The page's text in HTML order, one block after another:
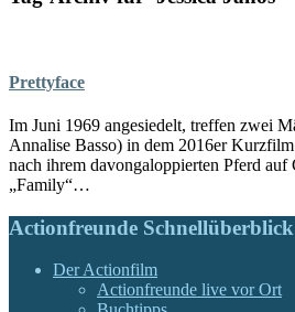
Prettyface
Im Juni 1969 angesiedelt, treffen zwei
Annalise Basso) in dem 2016er
nach ihrem davongaloppierten Pferd auf
„Family“…
Actionfreunde Schnellüberblick
Der Actionfilm
Actionfreunde live vor Ort